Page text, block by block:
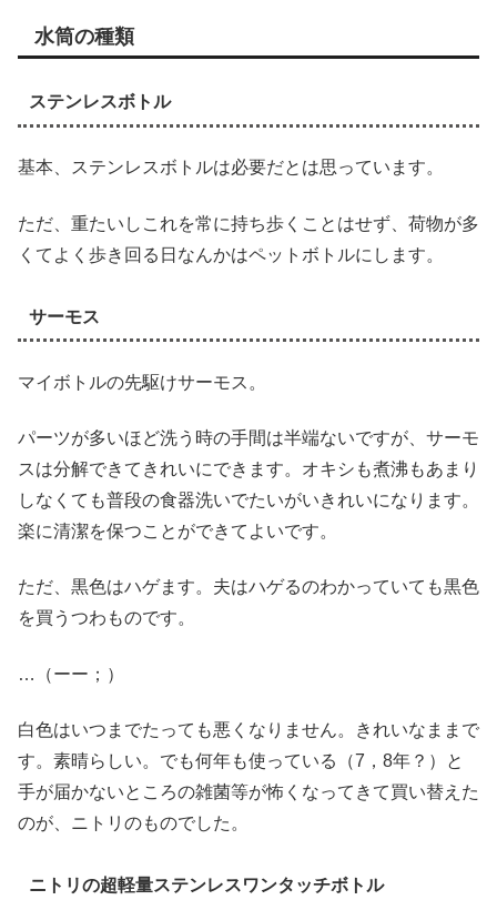
水筒の種類
ステンレスボトル
基本、ステンレスボトルは必要だとは思っています。
ただ、重たいしこれを常に持ち歩くことはせず、荷物が多
くてよく歩き回る日なんかはペットボトルにします。
サーモス
マイボトルの先駆けサーモス。
パーツが多いほど洗う時の手間は半端ないですが、サーモ
スは分解できてきれいにできます。オキシも煮沸もあまり
しなくても普段の食器洗いでたいがいきれいになります。
楽に清潔を保つことができてよいです。
ただ、黒色はハゲます。夫はハゲるのわかっていても黒色
を買うつわものです。
…（ーー；）
白色はいつまでたっても悪くなりません。きれいなままで
す。素晴らしい。でも何年も使っている（7，8年？）と
手が届かないところの雑菌等が怖くなってきて買い替えた
のが、ニトリのものでした。
ニトリの超軽量ステンレスワンタッチボトル